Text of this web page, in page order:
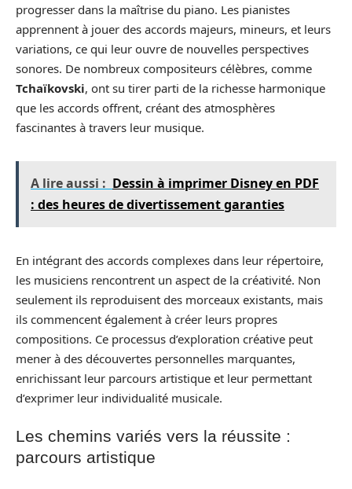
progresser dans la maîtrise du piano. Les pianistes
apprennent à jouer des accords majeurs, mineurs, et leurs
variations, ce qui leur ouvre de nouvelles perspectives
sonores. De nombreux compositeurs célèbres, comme
Tchaïkovski, ont su tirer parti de la richesse harmonique
que les accords offrent, créant des atmosphères
fascinantes à travers leur musique.
A lire aussi : Dessin à imprimer Disney en PDF
: des heures de divertissement garanties
En intégrant des accords complexes dans leur répertoire,
les musiciens rencontrent un aspect de la créativité. Non
seulement ils reproduisent des morceaux existants, mais
ils commencent également à créer leurs propres
compositions. Ce processus d’exploration créative peut
mener à des découvertes personnelles marquantes,
enrichissant leur parcours artistique et leur permettant
d’exprimer leur individualité musicale.
Les chemins variés vers la réussite :
parcours artistique